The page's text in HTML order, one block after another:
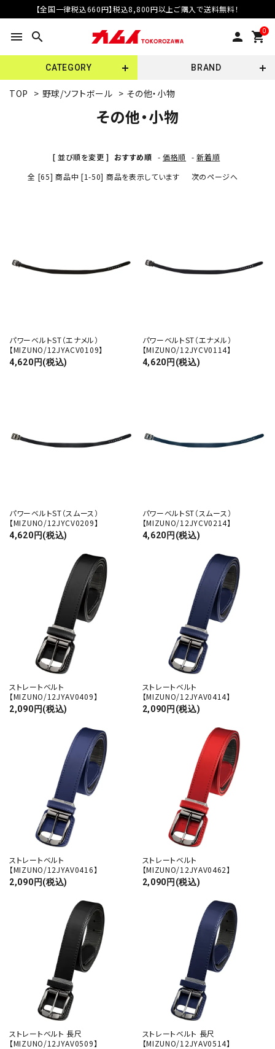
【全国一律税込660円】税込8,800円以上ご購入で送料無料！
menu search person 0
shopping_cart
CATEGORY BRAND
TOP > 野球/ソフトボール > その他・小物
その他・小物
[ 並び順を変更 ] おすすめ順 - 価格順 -新着順
全 [65] 商品中 [1-50] 商品を表示しています
次のページへ
パワーベルトST（エナメル）
【MIZUNO/12JYACV0109】
4,620円(税込)
パワーベルトST（エナメル）
【MIZUNO/12JYCV0114】
4,620円(税込)
パワーベルトST（スムース）
【MIZUNO/12JYCV0209】
4,620円(税込)
パワーベルトST（スムース）
【MIZUNO/12JYCV0214】
4,620円(税込)
ストレートベルト
【MIZUNO/12JYAV0409】
2,090円(税込)
ストレートベルト
【MIZUNO/12JYAV0414】
2,090円(税込)
ストレートベルト
【MIZUNO/12JYAV0416】
2,090円(税込)
ストレートベルト
【MIZUNO/12JYAV0462】
2,090円(税込)
ストレートベルト 長尺
【MIZUNO/12JYAV0509】
ストレートベルト 長尺
【MIZUNO/12JYAV0514】